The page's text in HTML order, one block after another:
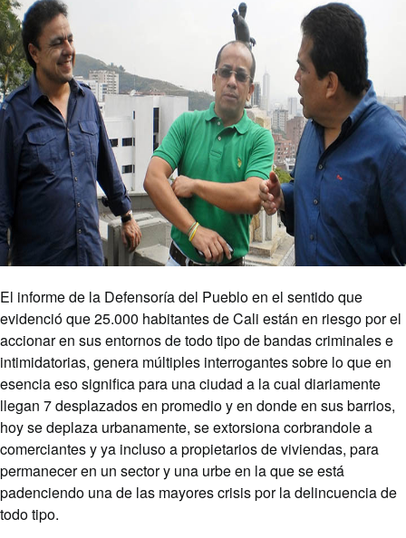
El informe de la Defensoría del Pueblo en el sentido que
evidenció que 25.000 habitantes de Cali están en riesgo por el
accionar en sus entornos de todo tipo de bandas criminales e
intimidatorias, genera múltiples interrogantes sobre lo que en
esencia eso significa para una ciudad a la cual diariamente
llegan 7 desplazados en promedio y en donde en sus barrios,
hoy se deplaza urbanamente, se extorsiona corbrandole a
comerciantes y ya incluso a propietarios de viviendas, para
permanecer en un sector y una urbe en la que se está
padenciendo una de las mayores crisis por la delincuencia de
todo tipo.